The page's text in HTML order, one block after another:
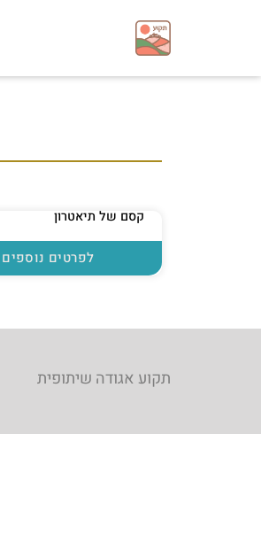
קסם של תיאטרון
לפרטים נוספים
תקוע אגודה שיתופית